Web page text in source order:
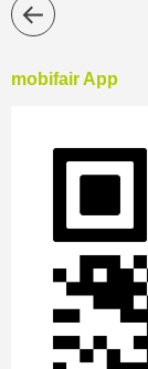
mobifair App